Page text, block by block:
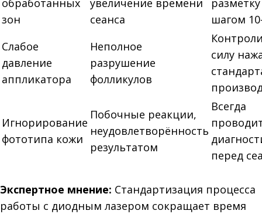
обработанных
зон
увеличение времени
сеанса
шагом
Слабое
давление
аппликатора
Неполное
разрушение
фолликулов
силу
Игнорирование
фототипа кожи
Побочные реакции,
неудовлетворённость
результатом
Всегда
перед
Экспертное мнение: Стандартизация процесса
работы с диодным лазером сокращает время